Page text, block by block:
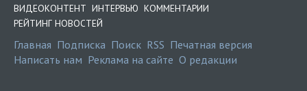
ВИДЕОКОНТЕНТ ИНТЕРВЬЮ КОММЕНТАРИИ
РЕЙТИНГ НОВОСТЕЙ
Главная Подписка Поиск RSS Печатная версия
Написать нам Реклама на сайте О редакции